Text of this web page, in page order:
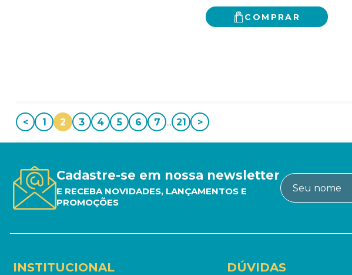
COMPRAR
< 1 2 3 4 5 6 7 ... 21 >
Cadastre-se em nossa newsletter
E RECEBA NOVIDADES, LANÇAMENTOS E
PROMOÇÕES
INSTITUCIONAL DÚVIDAS